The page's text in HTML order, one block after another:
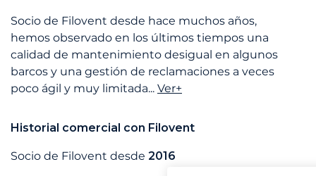
Socio de Filovent desde hace muchos años,
hemos observado en los últimos tiempos una
calidad de mantenimiento desigual en algunos
barcos y una gestión de reclamaciones a veces
poco ágil y muy limitada... Ver+
Historial comercial con Filovent
Socio de Filovent desde 2016